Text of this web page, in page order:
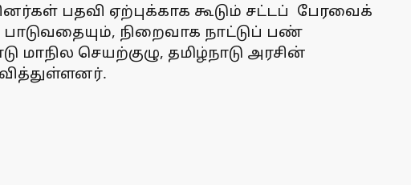
பதவி ஏற்புக்காக கூடும் சட்டப் பேரவைக்
பாடுவதையும், நிறைவாக நாட்டுப் பண்
செயற்குழு, தமிழ்நாடு அரசின்